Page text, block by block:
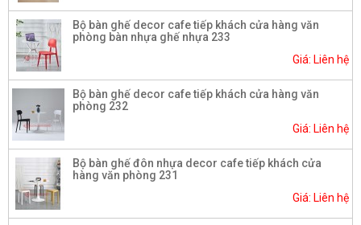
Bộ bàn ghế decor cafe tiếp khách cửa hàng văn
phòng bàn nhựa ghế nhựa 233
Giá: Liên hệ
Bộ bàn ghế decor cafe tiếp khách cửa hàng văn
phòng 232
Giá: Liên hệ
Bộ bàn ghế đôn nhựa decor cafe tiếp khách cửa
hàng văn phòng 231
Giá: Liên hệ